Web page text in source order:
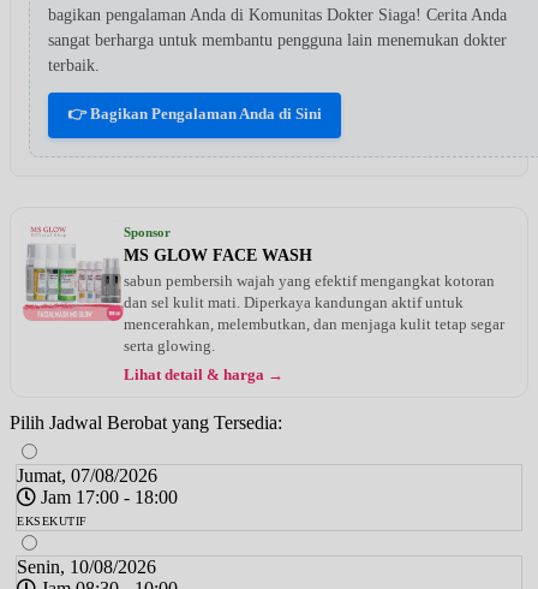
bagikan pengalaman Anda di Komunitas Dokter Siaga! Cerita Anda
sangat berharga untuk membantu pengguna lain menemukan dokter
terbaik.
👉 Bagikan Pengalaman Anda di Sini
Sponsor
MS GLOW FACE WASH
sabun pembersih wajah yang efektif mengangkat kotoran
dan sel kulit mati. Diperkaya kandungan aktif untuk
mencerahkan, melembutkan, dan menjaga kulit tetap segar
serta glowing.
Lihat detail & harga →
Pilih Jadwal Berobat yang Tersedia:
Jumat, 07/08/2026
Jam 17:00 - 18:00
EKSEKUTIF
Senin, 10/08/2026